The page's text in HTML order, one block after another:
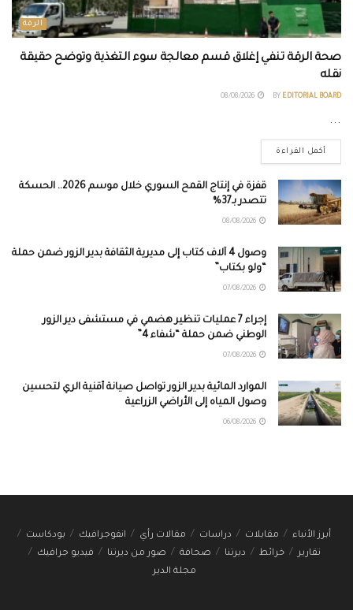
الرقة
صحة الرقة تنفي إغلاق قسم معالجة سوء التغذية وتوضح حقيقة
نقله
BY EDITORIAL BOARD
...
أكمل القراءة
قفزة في إنتاج القمح السوري خلال موسم 2026.. الحسكة
تتصدر بـ37%
وصول 4 آلاف كتاب إلى مديرية الثقافة بدير الزور ضمن حملة
“ولو بكتاب”
إجراء 7 عمليات تنظير هضمي في مستشفى دير الزور
الوطني ضمن حملة “شفاء 4”
الموارد المائية بدير الزور تواصل صيانة أقنية الري لتحسين
وصول المياه إلى الأراضي الزراعية
أبرز الأنباء مقابلات دراسات مقالات رأي انفوجرافيك
بودكاست
تقارير
خرائط ديرتنا صحافة صور من ديرتنا
فيديو جرافيك
مجلة الدير